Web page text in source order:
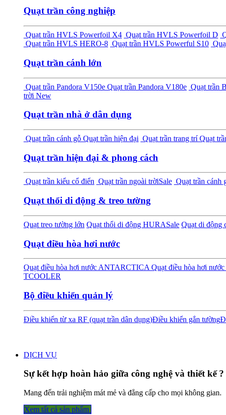
Quạt trần công nghiệp
Quạt trần HVLS Powerfoil X4 Quạt trần HVLS Powerfoil D
Quạt trần HVLS HERO-8 Quạt trần HVLS Powerful S10
Quạt trần cánh lớn
Quạt trần Pandora V150e Quạt trần Pandora V180e Quạt trần
trời New
Quạt trần nhà ở dân dụng
Quạt trần cánh gỗ Quạt trần hiện đại Quạt trần trang tríQuạt
Quạt trần hiện đại & phong cách
Quạt trần kiểu cổ điển Quạt trần ngoài trờiSale Quạt trần cánh
Quạt thổi di động & treo tường
Quạt treo tường lớn Quạt thổi di động HURASale Quạt di động
Quạt điều hòa hơi nước
Quạt điều hòa hơi nước ANTARCTICA Quạt điều hòa hơi
TCOOLER
Bộ điều khiển quản lý
Điều khiển từ xa RF (quạt trần dân dụng)Điều khiển gắn tường
DỊCH VỤ
Sự kết hợp hoàn hảo giữa công nghệ và thiết kế ?
Mang đến trải nghiệm mát mẻ và đẳng cấp cho mọi không gian.
Xem tất cả sả​​​​n phẩm